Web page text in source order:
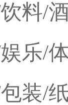
料/
乐/
装/